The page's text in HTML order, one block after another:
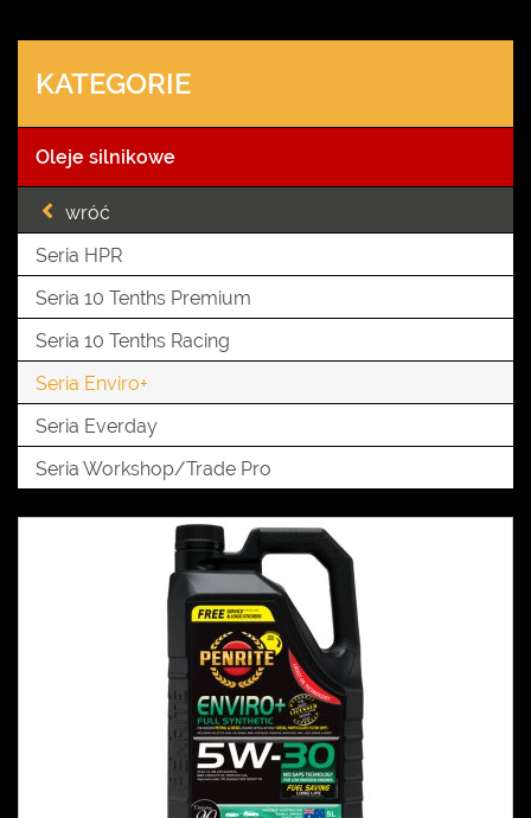
KATEGORIE
Oleje silnikowe
wróć
Seria HPR
Seria 10 Tenths Premium
Seria 10 Tenths Racing
Seria Enviro+
Seria Everday
Seria Workshop/Trade Pro